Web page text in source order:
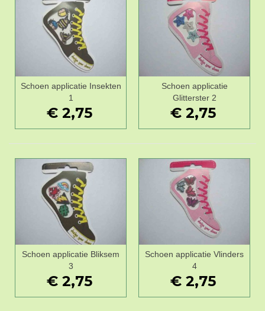
Schoen applicatie Insekten
1
€ 2,75
Schoen applicatie
Glitterster 2
€ 2,75
Schoen applicatie Bliksem
3
€ 2,75
Schoen applicatie Vlinders
4
€ 2,75